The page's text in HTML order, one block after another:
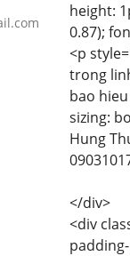
height:
0.87);
<p
trong
bao
sizing:
Hung
</div>
<div